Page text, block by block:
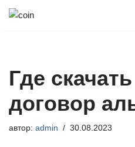
Где
договор
автор: admin 30.08.2023